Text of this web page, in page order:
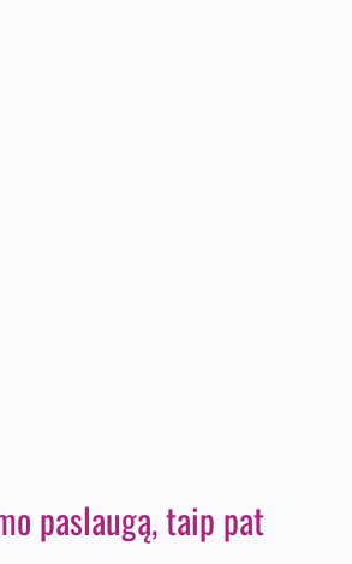
paslaugą, taip pat